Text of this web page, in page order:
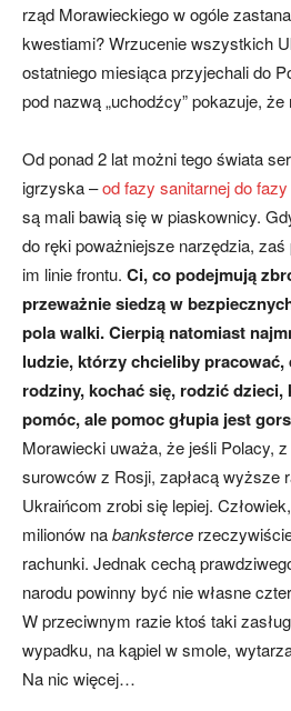
rząd Morawieckiego w ogóle
kwestiami? Wrzucenie wszystkich
ostatniego miesiąca przyjechali do
pod nazwą „uchodźcy” pokazuje, że
Od ponad 2 lat możni tego świata
igrzyska –od fazy sanitarnej do
są mali bawią się w piaskownicy.
do ręki poważniejsze narzędzia,
im linie frontu. Ci, co podejmują
przeważnie siedzą w
pola walki. Cierpią natomiast
ludzie, którzy chcieliby pracować,
rodziny, kochać się, rodzić
pomóc, ale pomoc głupia jest
Morawiecki uważa, że jeśli Polacy,
surowców z Rosji, zapłacą wyższe
Ukraińcom zrobi się lepiej.
milionów nabanksterce
rachunki. Jednak cechą
narodu powinny być nie własne
W przeciwnym razie ktoś taki
wypadku, na kąpiel w smole,
Na nic więcej…